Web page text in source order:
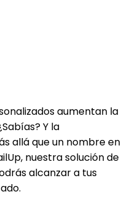
aumentan la
Y la
allá que un nombre en
nuestra solución de
alcanzar a tus